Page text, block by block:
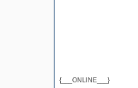
{___ONLINE___}